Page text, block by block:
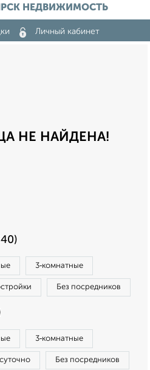
НЕДВИЖИМОСТЬ
Личный кабинет
НЕ НАЙДЕНА!
3‑комнатные
Без посредников
3‑комнатные
Без посредников